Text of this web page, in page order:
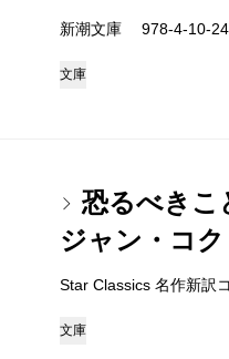
新潮文庫 978-4-10-
文庫
恐るべきこ
ジャン・コ
Star Classics 名作新
文庫